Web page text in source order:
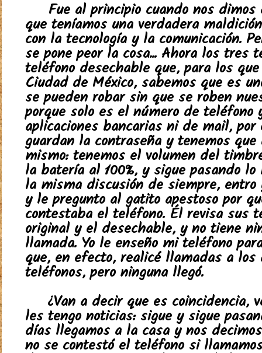
Fue al principio cuando nos dimos
que teníamos una verdadera
con la tecnología y la comunicación.
se pone peor la cosa... Ahora los tres
teléfono desechable que, para los
Ciudad de México, sabemos que es
se pueden robar sin que se roben
porque solo es el número de teléfono
aplicaciones bancarias ni de mail, por
guardan la contraseña y tenemos que
mismo: tenemos el volumen del
la batería al 100%, y sigue pasando lo
la misma discusión de siempre, entro
y le pregunto al gatito apestoso por
contestaba el teléfono. Él revisa sus
original y el desechable, y no tiene
llamada. Yo le enseño mi teléfono
que, en efecto, realicé llamadas a los
teléfonos, pero ninguna llegó.
¿Van a decir que es coincidencia,
les tengo noticias: sigue y sigue
días llegamos a la casa y nos
no se contestó el teléfono si